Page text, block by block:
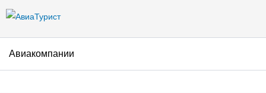
Авиакомпании
НАПИСАТЬ ОТЗЫВ